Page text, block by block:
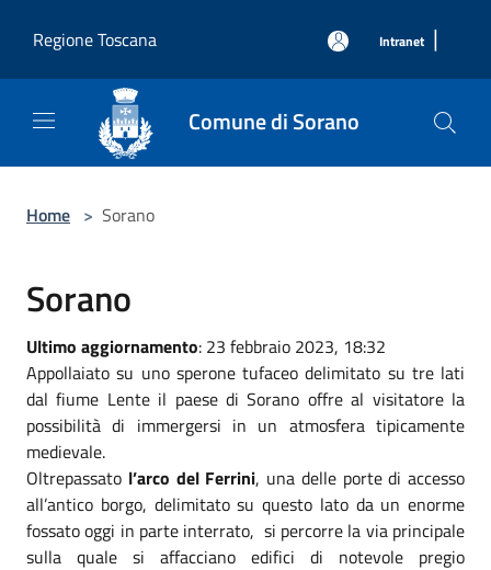
Regione Toscana
Intranet |
Comune di Sorano
Home > Sorano
Sorano
Ultimo aggiornamento: 23 febbraio 2023, 18:32
Appollaiato su uno sperone tufaceo delimitato su tre lati
dal fiume Lente il paese di Sorano offre al visitatore la
possibilità di immergersi in un atmosfera tipicamente
medievale.
Oltrepassato l’arco del Ferrini, una delle porte di accesso
all’antico borgo, delimitato su questo lato da un enorme
fossato oggi in parte interrato, si percorre la via principale
sulla quale si affacciano edifici di notevole pregio